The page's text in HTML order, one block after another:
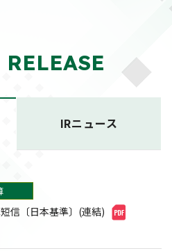
RELEASE
IRニュース
信〔日本基準〕(連結)